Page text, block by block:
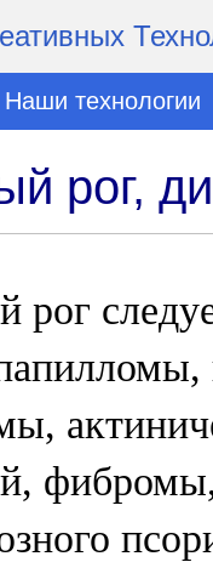
Наши технологии
рог,
рог
фибромы,